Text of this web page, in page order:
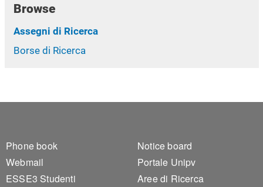
Browse
Assegni di Ricerca
Borse di Ricerca
Footer 1
Phone book
Webmail
ESSE3 Studenti
Footer 2
Notice board
Portale Unipv
Aree di Ricerca